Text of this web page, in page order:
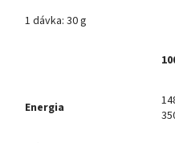
1 dávka: 30 g
Energia